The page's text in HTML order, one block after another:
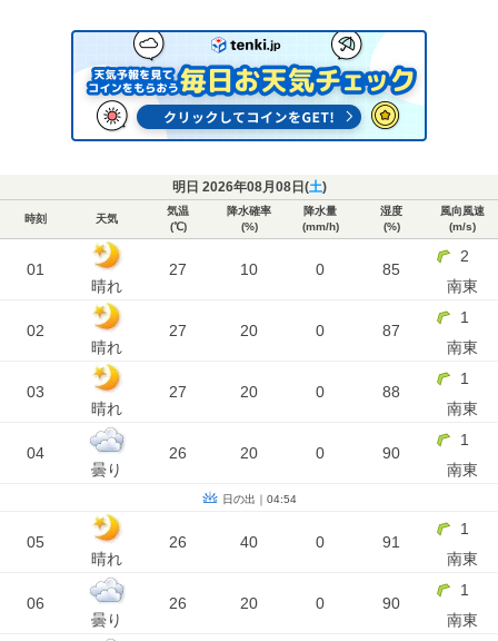
明日 2026年08月08日(土)
時刻 天気
気温
(℃)
降水確率
(%)
降水量
(mm/h)
湿度
(%)
風向風速
(m/s)
01
晴れ
27 10 0 85
2
南東
02
晴れ
27 20 0 87
1
南東
03
晴れ
27 20 0 88
1
南東
04
曇り
26 20 0 90
1
南東
日の出｜04:54
05
晴れ
26 40 0 91
1
南東
06
曇り
26 20 0 90
1
南東